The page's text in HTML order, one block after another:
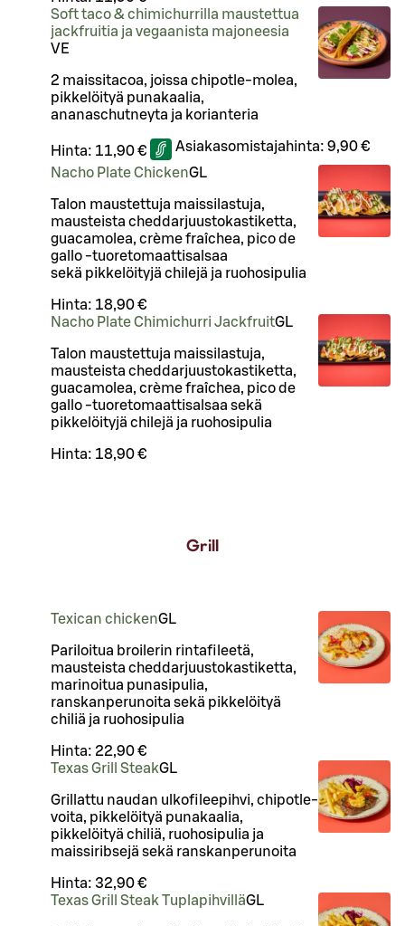
Soft taco & chimichurrilla maustettua
jackfruitia ja vegaanista majoneesia
VE
2 maissitacoa, joissa chipotle-molea,
pikkelöityä punakaalia,
ananaschutneyta ja korianteria
Hinta: 11,90 € Asiakasomistajahinta: 9,90 €
Nacho Plate ChickenGL
Talon maustettuja maissilastuja,
mausteista cheddarjuustokastiketta,
guacamolea, crème fraîchea, pico de
gallo -tuoretomaattisalsaa
sekä pikkelöityjä chilejä ja ruohosipulia
Hinta: 18,90 €
Nacho Plate Chimichurri JackfruitGL
Talon maustettuja maissilastuja,
mausteista cheddarjuustokastiketta,
guacamolea, crème fraîchea, pico de
gallo -tuoretomaattisalsaa sekä
pikkelöityjä chilejä ja ruohosipulia
Hinta: 18,90 €
Grill
Texican chickenGL
Pariloitua broilerin rintafileetä,
mausteista cheddarjuustokastiketta,
marinoitua punasipulia,
ranskanperunoita sekä pikkelöityä
chiliä ja ruohosipulia
Hinta: 22,90 €
Texas Grill SteakGL
Grillattu naudan ulkofileepihvi, chipotle-
voita, pikkelöityä punakaalia,
pikkelöityä chiliä, ruohosipulia ja
maissiribsejä sekä ranskanperunoita
Hinta: 32,90 €
Texas Grill Steak TuplapihvilläGL